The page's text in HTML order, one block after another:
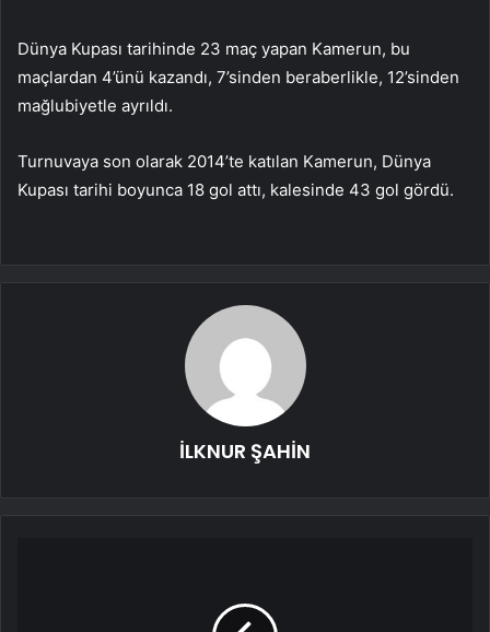
Dünya Kupası tarihinde 23 maç yapan Kamerun, bu
maçlardan 4’ünü kazandı, 7’sinden beraberlikle, 12’sinden
mağlubiyetle ayrıldı.
Turnuvaya son olarak 2014’te katılan Kamerun, Dünya
Kupası tarihi boyunca 18 gol attı, kalesinde 43 gol gördü.
İLKNUR ŞAHİN